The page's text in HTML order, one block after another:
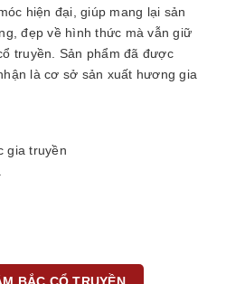
hiện đại, giúp mang lại sản
đẹp về hình thức mà vẫn giữ
truyền. Sản phẩm đã được
là cơ sở sản xuất hương gia
gia truyền
BẮC CỔ TRUYỀN